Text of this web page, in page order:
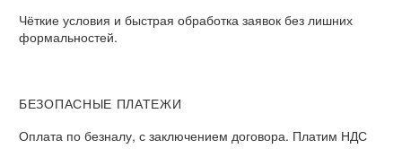
Чёткие условия и быстрая обработка заявок без лишних
формальностей.
БЕЗОПАСНЫЕ ПЛАТЕЖИ
Оплата по безналу, с заключением договора. Платим НДС